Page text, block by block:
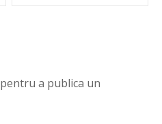
pentru a publica un